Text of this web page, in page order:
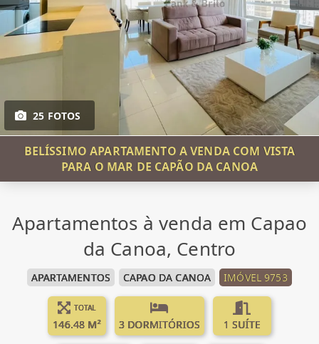
25 FOTOS
BELÍSSIMO APARTAMENTO A VENDA COM VISTA
PARA O MAR DE CAPÃO DA CANOA
Apartamentos à venda em Capao
da Canoa, Centro
APARTAMENTOS CAPAO DA CANOA IMÓVEL 9753
TOTAL
146.48 M² 3 DORMITÓRIOS 1 SUÍTE